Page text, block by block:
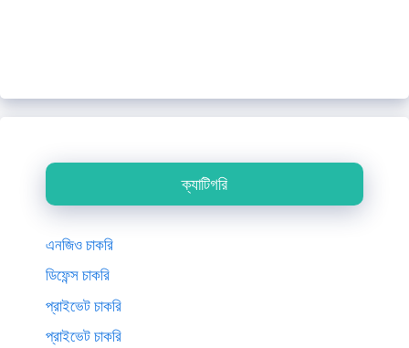
ক্যাটিগরি
এনজিও চাকরি
ডিফেন্স চাকরি
প্রাইভেট চাকরি
প্রাইভেট চাকরি